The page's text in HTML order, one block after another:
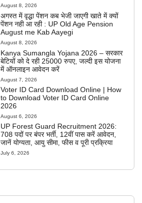
August 8, 2026
अगस्त में वृद्धा पेंशन कब भेजी जाएगी खाते में क्यों
पेंशन नही आ रही : UP Old Age Pension
August me Kab Aayegi
August 8, 2026
Kanya Sumangla Yojana 2026 – सरकार
बेटियों को दे रही 25000 रुपए, जल्दी इस योजना
में ऑनलाइन आवेदन करें
August 7, 2026
Voter ID Card Download Online | How
to Download Voter ID Card Online
2026
August 6, 2026
UP Forest Guard Recruitment 2026:
708 पदों पर बंपर भर्ती, 12वीं पास करें आवेदन,
जानें योग्यता, आयु सीमा, फीस व पूरी प्रक्रिया
July 6, 2026